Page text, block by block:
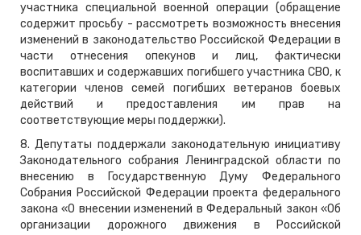
участника специальной военной операции (обращение
содержит просьбу - рассмотреть возможность внесения
изменений в законодательство Российской Федерации в
части отнесения опекунов и лиц, фактически
воспитавших и содержавших погибшего участника СВО, к
категории членов семей погибших ветеранов боевых
действий и предоставления им прав на
соответствующие меры поддержки).
8. Депутаты поддержали законодательную инициативу
Законодательного собрания Ленинградской области по
внесению в Государственную Думу Федерального
Собрания Российской Федерации проекта федерального
закона «О внесении изменений в Федеральный закон «Об
организации дорожного движения в Российской